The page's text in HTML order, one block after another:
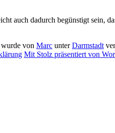
auch dadurch begünstigt sein,
von Marc unterDarmstadt
Mit Stolz präsentiert von